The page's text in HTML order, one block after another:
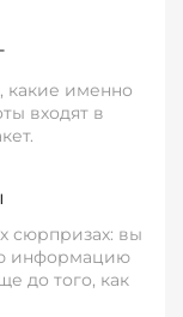
какие именно
входят в
сюрпризах: вы
информацию
до того, как